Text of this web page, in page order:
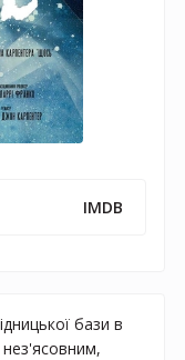
IMDB
бази в
нез'ясовним,